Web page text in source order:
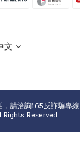
文
請洽詢165反詐騙專線
Reserved.